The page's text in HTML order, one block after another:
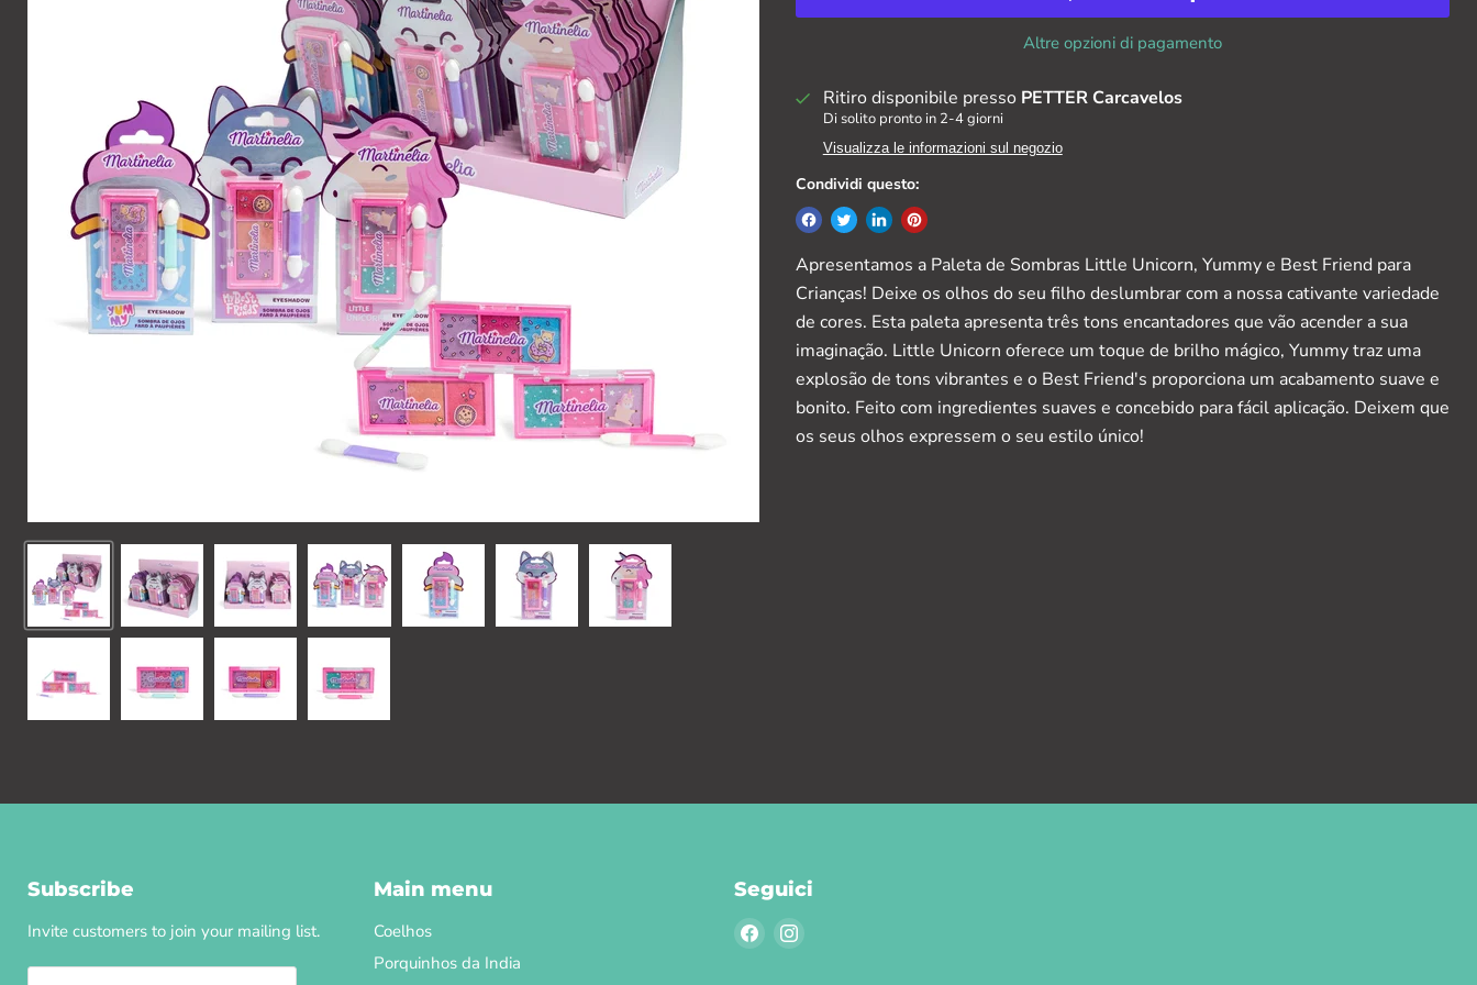
Altre opzioni di pagamento
Ritiro disponibile presso PETTER Carcavelos
Di solito pronto in 2-4 giorni
Visualizza le informazioni sul negozio
Condividi questo:
Apresentamos a Paleta de Sombras Little Unicorn, Yummy e Best Friend para
Crianças! Deixe os olhos do seu filho deslumbrar com a nossa cativante variedade
de cores. Esta paleta apresenta três tons encantadores que vão acender a sua
imaginação. Little Unicorn oferece um toque de brilho mágico, Yummy traz uma
explosão de tons vibrantes e o Best Friend's proporciona um acabamento suave e
bonito. Feito com ingredientes suaves e concebido para fácil aplicação. Deixem que
os seus olhos expressem o seu estilo único!
Subscribe
Invite customers to join your mailing list.
Main menu
Coelhos
Porquinhos da India
Seguici
Trovaci